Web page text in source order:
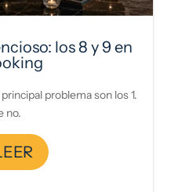
los 8 y 9 en
problema son los 1.
no.